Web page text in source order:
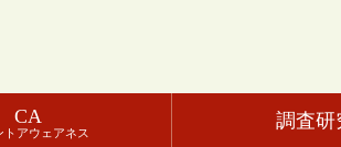
CA
トアウェアネス
調査研